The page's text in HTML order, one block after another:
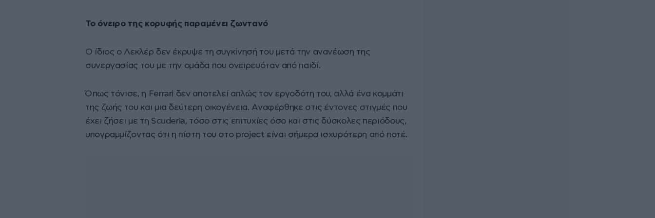
Το όνειρο της κορυφής παραμένει ζωντανό
Ο ίδιος ο Λεκλέρ δεν έκρυψε τη συγκίνησή του μετά την ανανέωση της
συνεργασίας του με την ομάδα που ονειρευόταν από παιδί.
Όπως τόνισε, η Ferrari δεν αποτελεί απλώς τον εργοδότη του, αλλά ένα κομμάτι
της ζωής του και μια δεύτερη οικογένεια. Αναφέρθηκε στις έντονες στιγμές που
έχει ζήσει με τη Scuderia, τόσο στις επιτυχίες όσο και στις δύσκολες περιόδους,
υπογραμμίζοντας ότι η πίστη του στο project είναι σήμερα ισχυρότερη από ποτέ.